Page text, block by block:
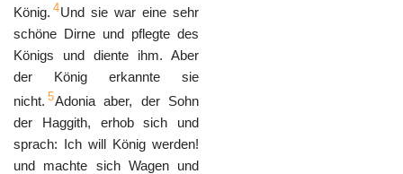
König. 4Und sie war eine sehr
schöne Dirne und pflegte des
Königs und diente ihm. Aber
der König erkannte sie
nicht. 5Adonia aber, der Sohn
der Haggith, erhob sich und
sprach: Ich will König werden!
und machte sich Wagen und